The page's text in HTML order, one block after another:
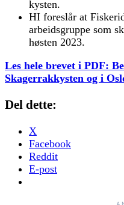
kysten.
HI foreslår at
arbeidsgruppe som
høsten 2023.
Les hele brevet i PDF:
Skagerrakkysten og i
Del dette:
X
Facebook
Reddit
E-post